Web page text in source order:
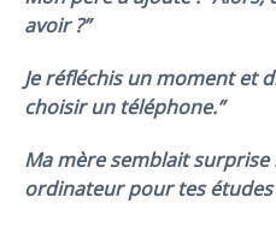
avoir ?”
Je réfléchis un moment et
choisir un téléphone.”
Ma mère semblait surprise
ordinateur pour tes études